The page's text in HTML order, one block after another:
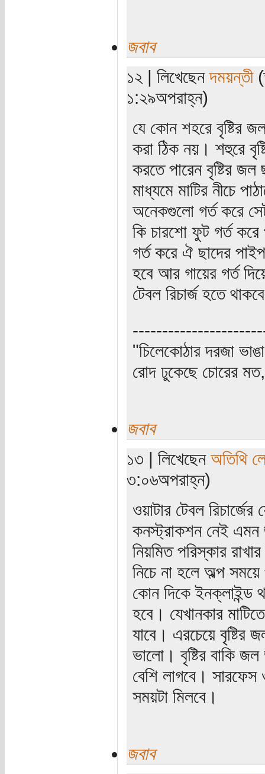
জবাব
১২ | লিখেছেনদময়ন্তী
১:২৯অপরাহ্ন)
যে কোন শহরে বৃষ্টির
করা ঠিক নয়। শহুরে
করতে পারেন বৃষ্টির
মাধ্যমে মাটির নীচে
অনেকগুলো গর্ত করে
কি চারশো ফুট গর্ত করে
গর্ত করে ঐ ছাদের
হবে আর গায়ের গর্ত
টেবল রিচার্জ হতে
"চিলেকোঠার দরজা
রোদ ঢুকেছে চোরের মত,
জবাব
১৩ | লিখেছেন অতিথি
৩:০৬অপরাহ্ন)
ওয়াটার টেবল
কনস্ট্রাকশন নেই এমন
নিয়মিত পরিস্কার
নিচে না হলে অল্প
কোন দিকে ইনক্লাইন্ড
হবে। যেখানকার
যাবে। এরচেয়ে বৃষ্টির
ভালো। বৃষ্টির বাকি
বেশি লাগবে। সারফেস
সময়টা মিলবে।
জবাব